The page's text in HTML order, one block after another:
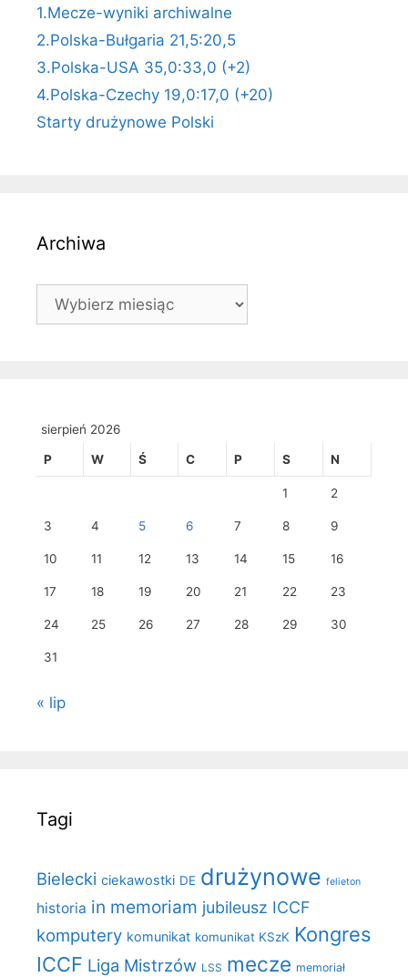
1.Mecze-wyniki archiwalne
2.Polska-Bułgaria 21,5:20,5
3.Polska-USA 35,0:33,0 (+2)
4.Polska-Czechy 19,0:17,0 (+20)
Starty drużynowe Polski
Archiwa
Archiwa
sierpień 2026
P W Ś C P S N
1 2
3 4 5 6 7 8 9
10 11 12 13 14 15 16
17 18 19 20 21 22 23
24 25 26 27 28 29 30
31
« lip
Tagi
Bielecki ciekawostki DE drużynowe felieton
historia in memoriam jubileusz ICCF
komputery komunikat komunikat KSzK Kongres
ICCF Liga Mistrzów LSS mecze memoriał